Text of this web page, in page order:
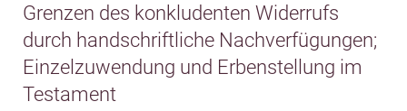
Grenzen des konkludenten Widerrufs
durch handschriftliche Nachverfügungen;
Einzelzuwendung und Erbenstellung im
Testament